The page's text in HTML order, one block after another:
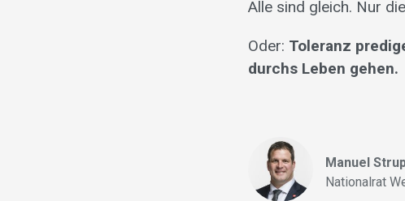
Alle sind gleich. Nur
Oder: Toleranz
durchs Leben gehen.
Manuel
Nationalrat